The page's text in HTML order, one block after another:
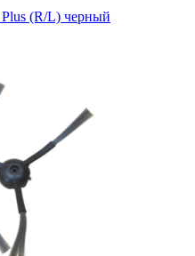
(R/L) черный